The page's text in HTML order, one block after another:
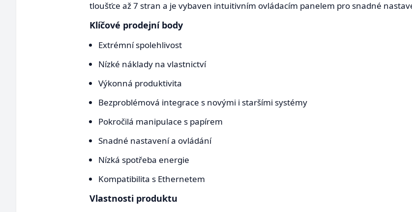
tloušťce až 7 stran a je vybaven intuitivním ovládacím panelem pro snadné
Klíčové prodejní body
Extrémní spolehlivost
Nízké náklady na vlastnictví
Výkonná produktivita
Bezproblémová integrace s novými i staršími systémy
Pokročilá manipulace s papírem
Snadné nastavení a ovládání
Nízká spotřeba energie
Kompatibilita s Ethernetem
Vlastnosti produktu